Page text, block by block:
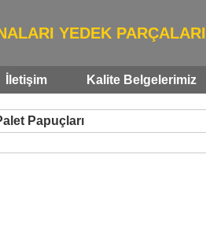
YEDEK PARÇALARI
İletişim Kalite Belgelerimiz
Papuçları